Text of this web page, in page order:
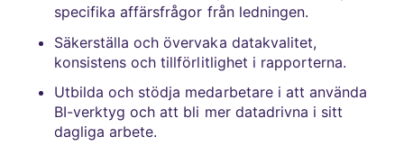
specifika affärsfrågor från ledningen.
Säkerställa och övervaka datakvalitet,
konsistens och tillförlitlighet i rapporterna.
Utbilda och stödja medarbetare i att använda
BI-verktyg och att bli mer datadrivna i sitt
dagliga arbete.